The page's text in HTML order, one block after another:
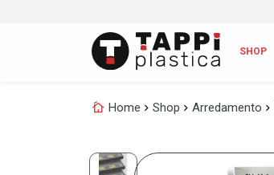
SHOP
cottage Home chevron_right Shop chevron_right Arredamento chevron_right